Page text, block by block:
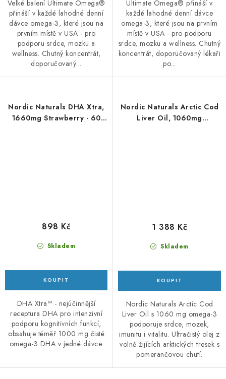
Velké balení Ultimate Omega®
přináší v každé lahodné denní
dávce omega-3, které jsou na
prvním místě v USA - pro
podporu srdce, mozku a
wellness. Chutný koncentrát,
doporučovaný...
Ultimate Omega® přináší v
každé lahodné denní dávce
omega-3, které jsou na prvním
místě v USA - pro podporu
srdce, mozku a wellness. Chutný
koncentrát, doporučovaný lékaři
po...
Nordic Naturals DHA Xtra,
1660mg Strawberry - 60
Skladem
898 Kč
DHA Xtra™ - nejúčinnější
receptura DHA pro intenzivní
podporu kognitivních funkcí,
obsahuje téměř 1000 mg čisté
omega-3 DHA v jedné dávce.
Nordic Naturals Arctic Cod
Liver Oil, 1060mg
Skladem
1 388 Kč
Nordic Naturals Arctic Cod
Liver Oil s 1060 mg omega-3
podporuje srdce, mozek,
imunitu i vitalitu. Ultračistý olej z
volně žijících arktických tresek s
pomerančovou chutí.